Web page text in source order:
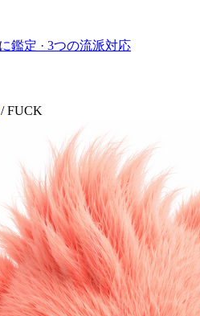
鑑定 · 3つの流派対応
/ FUCK